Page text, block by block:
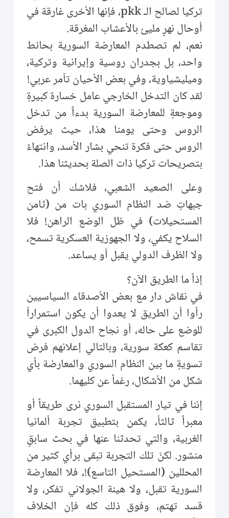
تركيا لصالح الـ pkk، فإنها الأخرى غارقة في
أوحال نهرٍ مليئ بالأعشاب المغرقة.
نعم، لم تصطدم المعارضة السورية بحائط
واحد، بل بجدران روسية وإيرانية وتركية،
وميليشياوية، وفي بعض الأحيان تآمر عربي!
لقد كان التدخل الخارجي عامل خسارة كبيرةٍ
وموجعةٍ للمعارضة السورية بدءاً من تدخل
الروس وحتى يومنا هذا، حيث يرفض
الروس حتى فكرة تنحي بشار الأسد، وانتهاءً
بتصريحات تركيا ذات الصلة بحديثنا هذا.
وعلى الصعيد الشعبي، فلاشك أن فتح
جبهاتٍ ضد النظام السوري بات من (ثامن
المستحيلات) في ظل الوضع الراهن! فلا
السلاح يكفي، ولا الجهوزية العسكرية تسمح،
ولا الظرف الدولي يقبل أو يساعد.
إذاً ما الطريق الآن؟
في نقاش دار مع بعض الأصدقاء السياسيين
رأوا أن الطريق لا يعدوا أن يكون استمراراُ
للوضع على حاله، أو نجاح الدول الكبرى في
تقاسم كعكة سورية، وبالتالي إعلانهم فرض
تسويةٍ ما بين النظام السوري والمعارضة بأي
شكل من الأشكال، رغماً عن كليهما.
إننا في تيار المستقبل السوري نرى طريقاً أو
معبراً ثالثاُ، يكمن بتطبيق تجربة ألمانيا
الغربية، والتي تحدثنا عنها في بحث سابقٍ
منشور. لكنّ تلك التجربة تبقى برأي كثير من
المحللين (المستحيل التاسع)!، فلا المعارضة
السورية تقبل، ولا هيئة الجولاني تفكر، ولا
قسد تهتم، وفوق ذلك كله فإن الخلاف